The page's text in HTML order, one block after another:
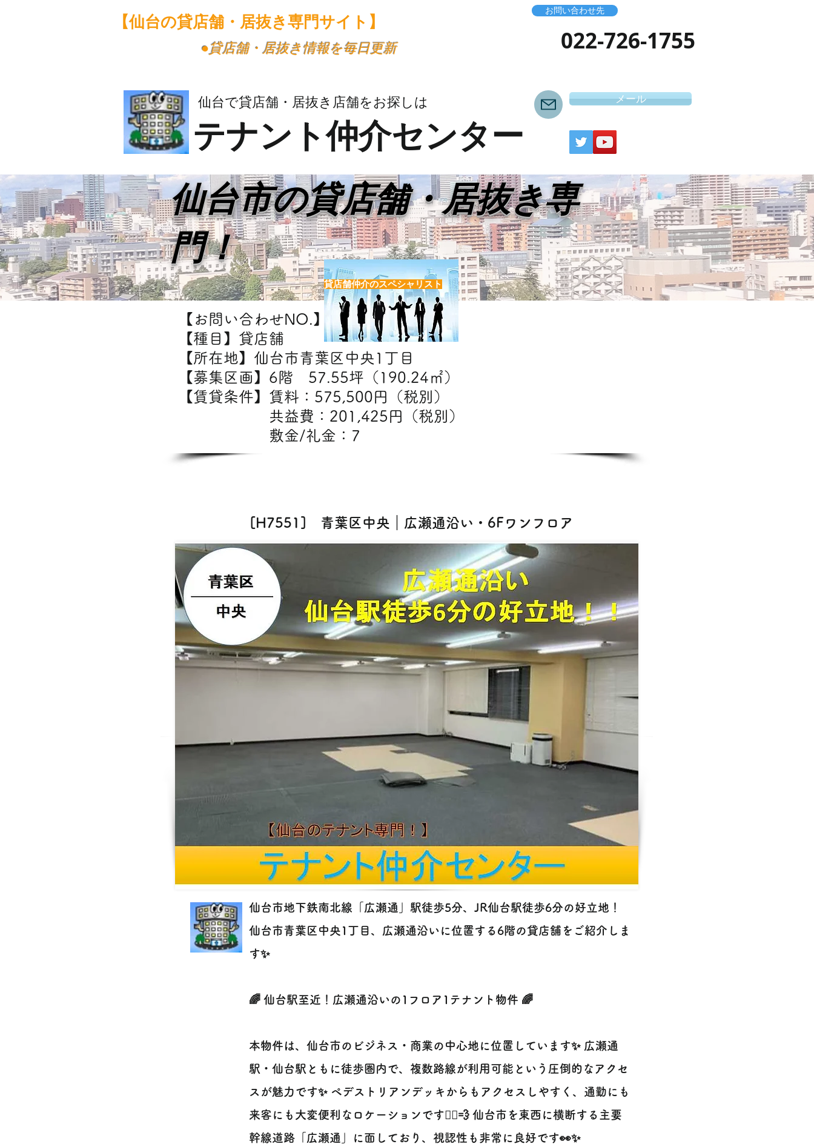
【仙台の貸店舗・居抜き専門サイト】
​●貸店舗・居抜き情報を毎日更新
仙台で貸店舗・居抜き店舗をお探しは
テナント仲介センター
お問い合わせ先
​022-726-1755
メール
【お問い合わせNO.】H7551
【種目】貸店舗
【所在地】仙台市青葉区中央1丁目
【募集区画】6階 57.55坪（190.24㎡）
【賃貸条件】賃料：575,500円（税別）
共益費：201,425円（税別）​
敷金/礼金：7
[H7551] 青葉区中央｜広瀬通沿い・6Fワンフロア
仙台市地下鉄南北線「広瀬通」駅徒歩5分、JR仙台駅徒歩6分の好立地！
仙台市青葉区中央1丁目、広瀬通沿いに位置する6階の貸店舗をご紹介しま
す✨
🌈 仙台駅至近！広瀬通沿いの1フロア1テナント物件 🌈
本物件は、仙台市のビジネス・商業の中心地に位置しています✨ 広瀬通
駅・仙台駅ともに徒歩圏内で、複数路線が利用可能という圧倒的なアクセ
スが魅力です✨ ペデストリアンデッキからもアクセスしやすく、通勤にも
来客にも大変便利なロケーションです🚶‍♀️💨 仙台市を東西に横断する主要
幹線道路「広瀬通」に面しており、視認性も非常に良好です👀✨
​仙台市の貸店舗・居抜き専
門！
貸店舗仲介のスペシャリスト